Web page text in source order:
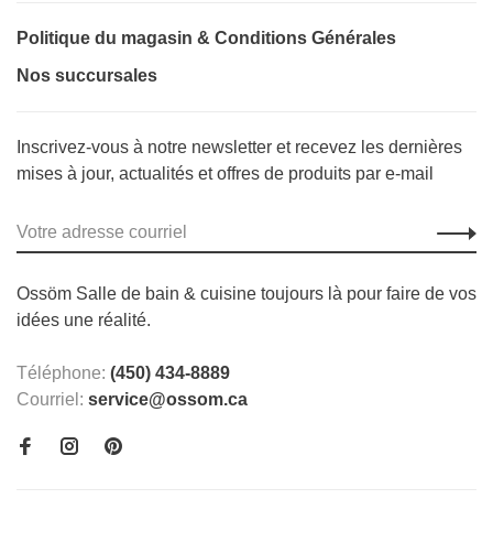
Politique du magasin & Conditions Générales
Nos succursales
Inscrivez-vous à notre newsletter et recevez les dernières
mises à jour, actualités et offres de produits par e-mail
Ossöm Salle de bain & cuisine toujours là pour faire de vos
idées une réalité.
Téléphone: (450) 434-8889
Courriel: service@ossom.ca